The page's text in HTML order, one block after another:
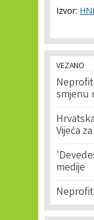
Izvor:
VEZANO
smjenu
Vijeća
medije